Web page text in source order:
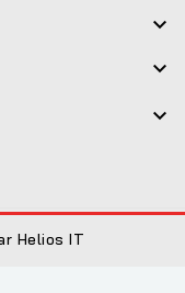



Helios IT